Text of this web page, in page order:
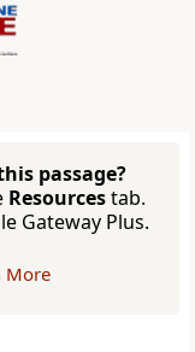
passage?
Resourcestab.
Gateway Plus.
More